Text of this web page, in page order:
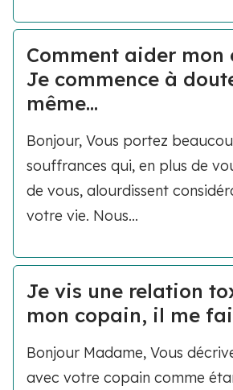
Comment aider mon
Je commence à
même…
Bonjour, Vous portez
souffrances qui, en plus de
de vous, alourdissent
votre vie. Nous...
Je vis une relation
mon copain, il me
Bonjour Madame, Vous
avec votre copain comme